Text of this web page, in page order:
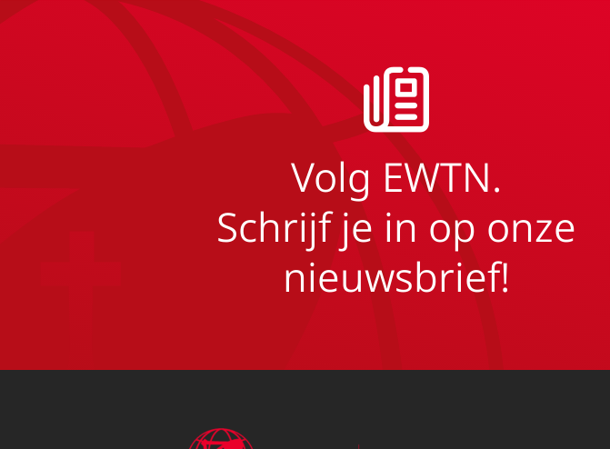
Volg EWTN.
Schrijf je in op onze
nieuwsbrief!